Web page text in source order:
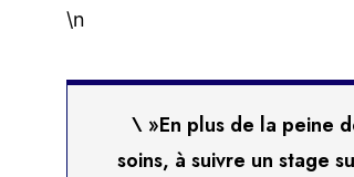
\n
\ »En plus de la peine
soins, à suivre un stage